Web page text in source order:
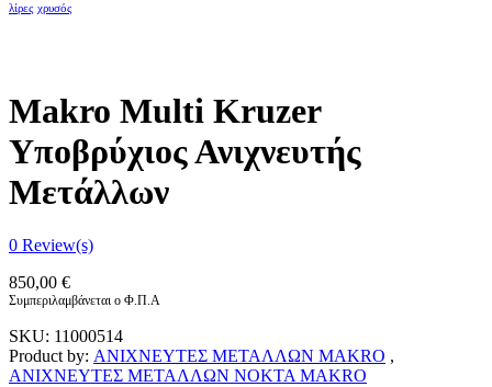
λίρες χρυσός
Makro Multi Kruzer
Υποβρύχιος Ανιχνευτής
Μετάλλων
0 Review(s)
850,00 €
Συμπεριλαμβάνεται ο Φ.Π.Α
SKU: 11000514
Product by: ΑΝΙΧΝΕΥΤΕΣ ΜΕΤΑΛΛΩΝ MAKRO ,
ΑΝΙΧΝΕΥΤΕΣ ΜΕΤΑΛΛΩΝ NOKTA MAKRO